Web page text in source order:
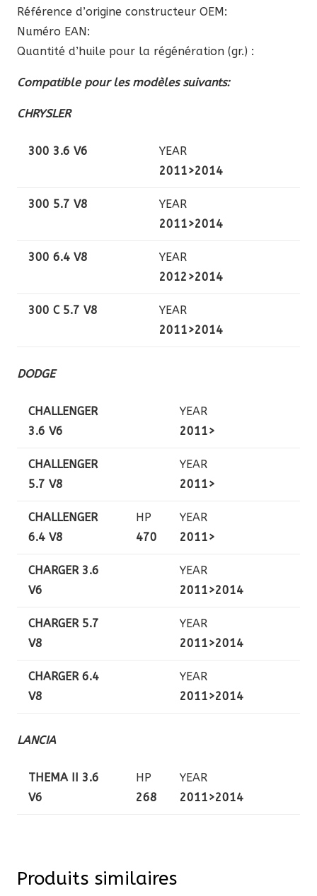
Référence d’origine constructeur OEM:
Numéro EAN:
Quantité d’huile pour la régénération (gr.) :
Compatible pour les modèles suivants:
CHRYSLER
300 3.6 V6
YEAR
2011>2014
300 5.7 V8
YEAR
2011>2014
300 6.4 V8
YEAR
2012>2014
300 C 5.7 V8
YEAR
2011>2014
DODGE
CHALLENGER
3.6 V6
YEAR
2011>
CHALLENGER
5.7 V8
YEAR
2011>
CHALLENGER
6.4 V8
HP
470
YEAR
2011>
CHARGER 3.6
V6
YEAR
2011>2014
CHARGER 5.7
V8
YEAR
2011>2014
CHARGER 6.4
V8
YEAR
2011>2014
LANCIA
THEMA II 3.6
V6
HP
268
YEAR
2011>2014
Produits similaires